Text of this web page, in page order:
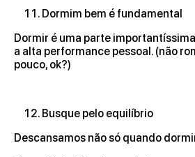
Dormim bem é fundamental
Dormir é uma parte
a alta performance pessoal. (não
pouco, ok?)
Busque pelo equilíbrio
Descansamos não só quando